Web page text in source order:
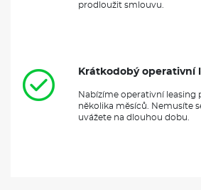
prodloužit smlouvu.
Krátkodobý operativní
Nabízíme operativní leasing
několika měsíců. Nemusíte
uvážete na dlouhou dobu.